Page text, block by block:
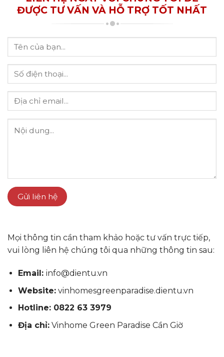
ĐƯỢC TƯ VẤN VÀ HỖ TRỢ TỐT NHẤT
Mọi thông tin cần tham khảo hoặc tư vấn trực tiếp,
vui lòng liên hệ chúng tôi qua những thông tin sau:
Email: info@dientu.vn
Website:vinhomesgreenparadise.dientu.vn
Hotline: 0822 63 3979
Địa chỉ:Vinhome Green Paradise Cần Giờ